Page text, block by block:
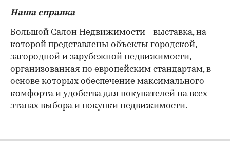
Наша справка
Большой Салон Недвижимости - выставка, на
которой представлены объекты городской,
загородной и зарубежной недвижимости,
организованная по европейским стандартам, в
основе которых обеспечение максимального
комфорта и удобства для покупателей на всех
этапах выбора и покупки недвижимости.